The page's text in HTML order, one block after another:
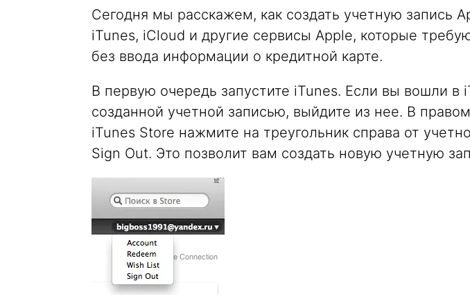
Сегодня мы расскажем, как создать учетную запись
iTunes, iCloud и другие сервисы Apple, которые
без ввода информации о кредитной карте.
В первую очередь запустите iTunes. Если вы вошли в
созданной учетной записью, выйдите из нее. В
iTunes Store нажмите на треугольник справа от
Sign Out. Это позволит вам создать новую учетную